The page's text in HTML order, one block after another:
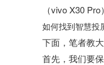
（vivo X30 Pro）
如何找到智慧投
下面，笔者教大
首先，我们要